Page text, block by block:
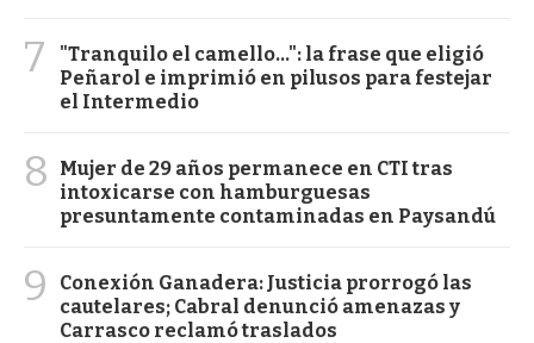
7
"Tranquilo el camello...": la frase que eligió
Peñarol e imprimió en pilusos para festejar
el Intermedio
8
Mujer de 29 años permanece en CTI tras
intoxicarse con hamburguesas
presuntamente contaminadas en Paysandú
9
Conexión Ganadera: Justicia prorrogó las
cautelares; Cabral denunció amenazas y
Carrasco reclamó traslados